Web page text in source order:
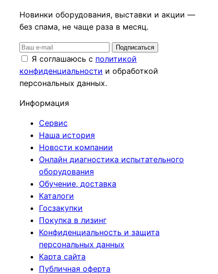
Новинки оборудования, выставки и акции —
без спама, не чаще раза в месяц.
Подписаться
Я соглашаюсь с политикой
конфиденциальности и обработкой
персональных данных.
Информация
Сервис
Наша история
Новости компании
Онлайн диагностика испытательного
оборудования
Обучение, доставка
Каталоги
Госзакупки
Покупка в лизинг
Конфиденциальность и защита
персональных данных
Карта сайта
Публичная оферта